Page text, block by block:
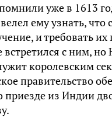
уже в 1613
ему узнать,
и требовать
с ним,
королевским
правительство
приезде из Индии